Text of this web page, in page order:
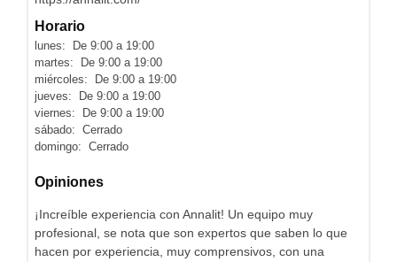
Horario
lunes: De 9:00 a 19:00
martes: De 9:00 a 19:00
miércoles: De 9:00 a 19:00
jueves: De 9:00 a 19:00
viernes: De 9:00 a 19:00
sábado: Cerrado
domingo: Cerrado
Opiniones
¡Increíble experiencia con Annalit! Un equipo muy
profesional, se nota que son expertos que saben lo que
hacen por experiencia, muy comprensivos, con una